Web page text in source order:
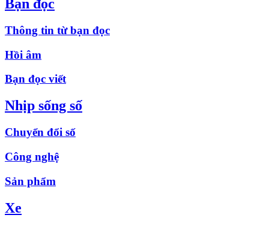
Bạn đọc
Thông tin từ bạn đọc
Hồi âm
Bạn đọc viết
Nhịp sống số
Chuyển đổi số
Công nghệ
Sản phẩm
Xe